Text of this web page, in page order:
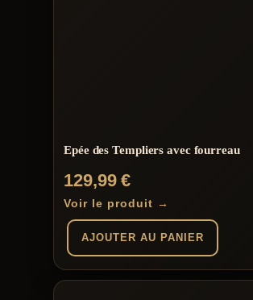
Epée des Templiers avec fourreau
129,99€
Voir le produit →
AJOUTER AU PANIER